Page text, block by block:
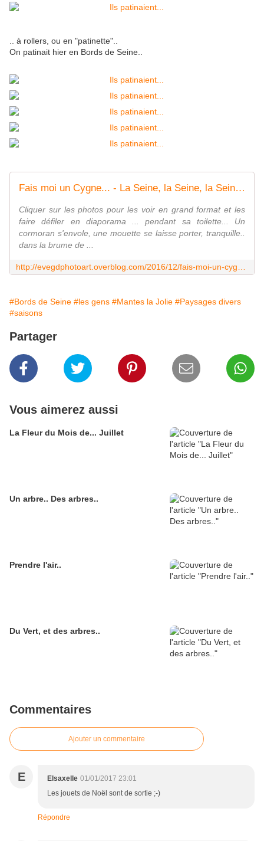
.. à rollers, ou en "patinette"..
On patinait hier en Bords de Seine..
Fais moi un Cygne... - La Seine, la Seine, la Seine..... La Seine... et Moi
Cliquer sur les photos pour les voir en grand format et les
faire défiler en diaporama ... pendant sa toilette... Un
cormoran s'envole, une mouette se laisse porter, tranquille..
dans la brume de ...
#Bords de Seine #les gens #Mantes la Jolie #Paysages divers
#saisons
Partager
Vous aimerez aussi
La Fleur du Mois de... Juillet
Un arbre.. Des arbres..
Prendre l'air..
Du Vert, et des arbres..
Commentaires
Ajouter un commentaire
E Elsaxelle 01/01/2017 23:01
Les jouets de Noël sont de sortie ;-)
Répondre